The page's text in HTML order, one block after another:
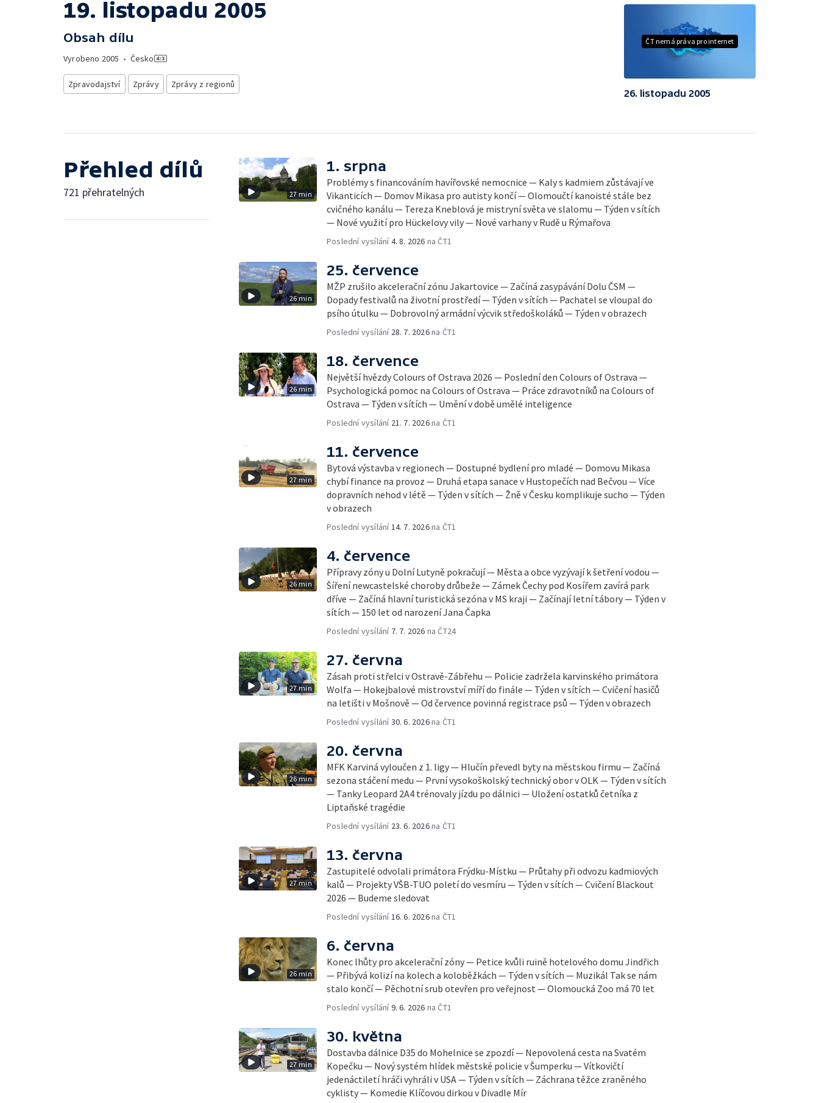
19. listopadu 2005
Obsah dílu
Vyrobeno 2005 • Česko
Zpravodajství Zprávy Zprávy z regionů
ČT nemá práva pro internet
26. listopadu 2005
Přehled dílů
721 přehratelných 27 min
1. srpna
Problémy s financováním havířovské nemocnice — Kaly s kadmiem zůstávají ve
Vikanticích — Domov Mikasa pro autisty končí — Olomoučtí kanoisté stále bez
cvičného kanálu — Tereza Kneblová je mistryní světa ve slalomu — Týden v sítích
— Nové využití pro Hückelovy vily — Nové varhany v Rudě u Rýmařova
Poslední vysílání4. 8. 2026 na ČT1
26 min
25. července
MŽP zrušilo akcelerační zónu Jakartovice — Začíná zasypávání Dolu ČSM —
Dopady festivalů na životní prostředí — Týden v sítích — Pachatel se vloupal do
psího útulku — Dobrovolný armádní výcvik středoškoláků — Týden v obrazech
Poslední vysílání 28. 7. 2026na ČT1
26 min
18. července
Největší hvězdy Colours of Ostrava 2026 — Poslední den Colours of Ostrava —
Psychologická pomoc na Colours of Ostrava — Práce zdravotníků na Colours of
Ostrava — Týden v sítích — Umění v době umělé inteligence
Poslední vysílání 21. 7. 2026na ČT1
27 min
11. července
Bytová výstavba v regionech — Dostupné bydlení pro mladé — Domovu Mikasa
chybí finance na provoz — Druhá etapa sanace v Hustopečích nad Bečvou — Více
dopravních nehod v létě — Týden v sítích — Žně v Česku komplikuje sucho — Týden
v obrazech
Poslední vysílání 14. 7. 2026na ČT1
26 min
4. července
Přípravy zóny u Dolní Lutyně pokračují — Města a obce vyzývají k šetření vodou —
Šíření newcastelské choroby drůbeže — Zámek Čechy pod Kosířem zavírá park
dříve — Začíná hlavní turistická sezóna v MS kraji — Začínají letní tábory — Týden v
sítích — 150 let od narození Jana Čapka
Poslední vysílání 7. 7. 2026 na ČT24
27 min
27. června
Zásah proti střelci v Ostravě-Zábřehu — Policie zadržela karvinského primátora
Wolfa — Hokejbalové mistrovství míří do finále — Týden v sítích — Cvičení hasičů
na letišti v Mošnově — Od července povinná registrace psů — Týden v obrazech
Poslední vysílání30. 6. 2026na ČT1
26 min
20. června
MFK Karviná vyloučen z 1. ligy — Hlučín převedl byty na městskou firmu — Začíná
sezona stáčení medu — První vysokoškolský technický obor v OLK — Týden v sítích
— Tanky Leopard 2A4 trénovaly jízdu po dálnici — Uložení ostatků četníka z
Liptaňské tragédie
Poslední vysílání 23. 6. 2026na ČT1
27 min
13. června
Zastupitelé odvolali primátora Frýdku-Místku — Průtahy při odvozu kadmiových
kalů — Projekty VŠB-TUO poletí do vesmíru — Týden v sítích — Cvičení Blackout
2026 — Budeme sledovat
Poslední vysílání 16. 6. 2026na ČT1
26 min
6. června
Konec lhůty pro akcelerační zóny — Petice kvůli ruině hotelového domu Jindřich
— Přibývá kolizí na kolech a koloběžkách — Týden v sítích — Muzikál Tak se nám
stalo končí — Pěchotní srub otevřen pro veřejnost — Olomoucká Zoo má 70 let
Poslední vysílání9. 6. 2026 na ČT1
27 min
30. května
Dostavba dálnice D35 do Mohelnice se zpozdí — Nepovolená cesta na Svatém
Kopečku — Nový systém hlídek městské policie v Šumperku — Vítkovičtí
jedenáctiletí hráči vyhráli v USA — Týden v sítích — Záchrana těžce zraněného
cyklisty — Komedie Klíčovou dirkou v Divadle Mír